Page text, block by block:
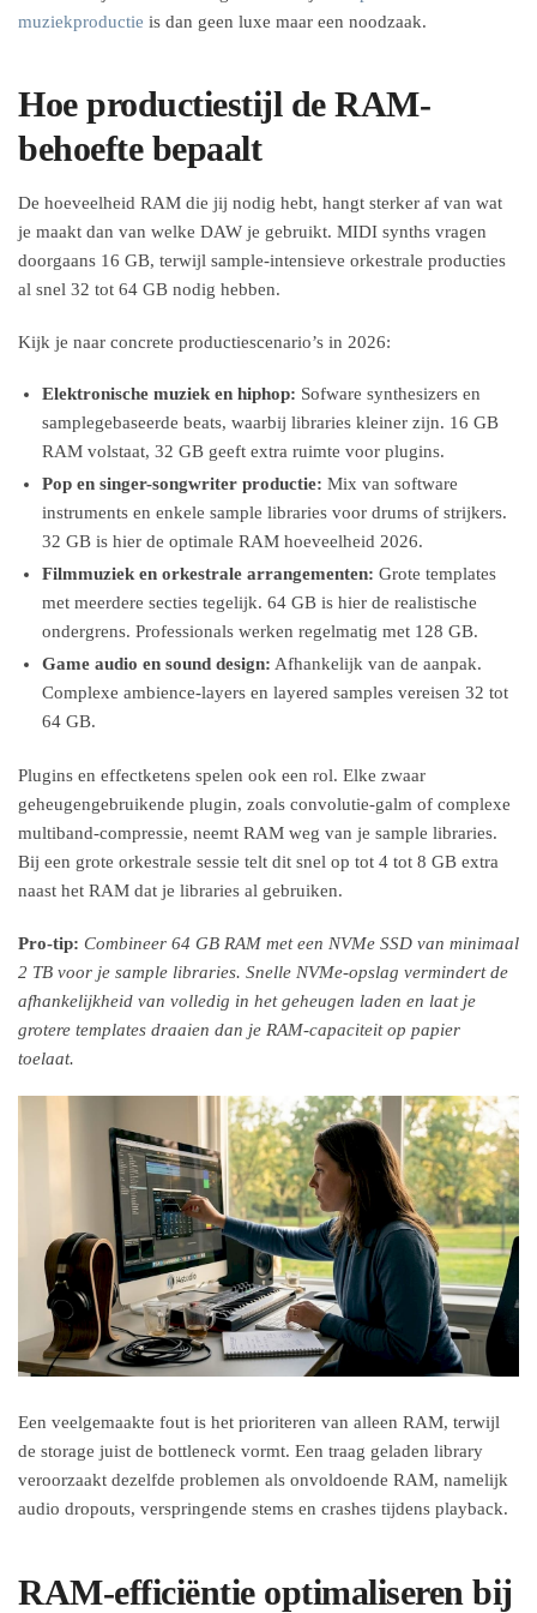
muziekproductie is dan geen luxe maar een noodzaak.
Hoe productiestijl de RAM-
behoefte bepaalt
De hoeveelheid RAM die jij nodig hebt, hangt sterker af van wat
je maakt dan van welke DAW je gebruikt. MIDI synths vragen
doorgaans 16 GB, terwijl sample-intensieve orkestrale producties
al snel 32 tot 64 GB nodig hebben.
Kijk je naar concrete productiescenario’s in 2026:
Elektronische muziek en hiphop: Sofware synthesizers en
samplegebaseerde beats, waarbij libraries kleiner zijn. 16 GB
RAM volstaat, 32 GB geeft extra ruimte voor plugins.
Pop en singer-songwriter productie: Mix van software
instruments en enkele sample libraries voor drums of strijkers.
32 GB is hier de optimale RAM hoeveelheid 2026.
Filmmuziek en orkestrale arrangementen: Grote templates
met meerdere secties tegelijk. 64 GB is hier de realistische
ondergrens. Professionals werken regelmatig met 128 GB.
Game audio en sound design: Afhankelijk van de aanpak.
Complexe ambience-layers en layered samples vereisen 32 tot
64 GB.
Plugins en effectketens spelen ook een rol. Elke zwaar
geheugengebruikende plugin, zoals convolutie-galm of complexe
multiband-compressie, neemt RAM weg van je sample libraries.
Bij een grote orkestrale sessie telt dit snel op tot 4 tot 8 GB extra
naast het RAM dat je libraries al gebruiken.
Pro-tip: Combineer 64 GB RAM met een NVMe SSD van minimaal
2 TB voor je sample libraries. Snelle NVMe-opslag vermindert de
afhankelijkheid van volledig in het geheugen laden en laat je
grotere templates draaien dan je RAM-capaciteit op papier
toelaat.
Een veelgemaakte fout is het prioriteren van alleen RAM, terwijl
de storage juist de bottleneck vormt. Een traag geladen library
veroorzaakt dezelfde problemen als onvoldoende RAM, namelijk
audio dropouts, verspringende stems en crashes tijdens playback.
RAM-efficiëntie optimaliseren bij